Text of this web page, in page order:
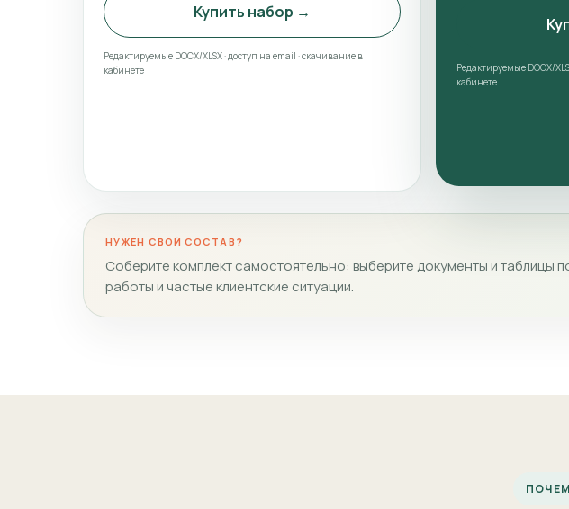
Купить набор →
Редактируемые DOCX/XLSX · доступ на email · скачивание в
кабинете
Редактируемые DOCX/
кабинете
НУЖЕН СВОЙ СОСТАВ?
Соберите комплект самостоятельно: выберите документы и таблицы
работы и частые клиентские ситуации.